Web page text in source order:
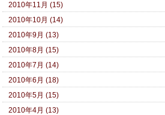
2010年11月 (15)
2010年10月 (14)
2010年9月 (13)
2010年8月 (15)
2010年7月 (14)
2010年6月 (18)
2010年5月 (15)
2010年4月 (13)